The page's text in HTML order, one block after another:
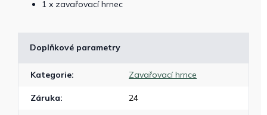
1 x zavařovací hrnec
Doplňkové parametry
Kategorie: Zavařovací hrnce
Záruka: 24